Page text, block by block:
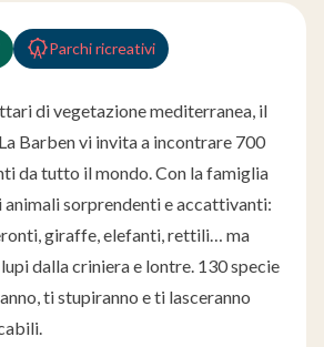
Parchi ricreativi
di vegetazione mediterranea, il
Barben vi invita a incontrare 700
da tutto il mondo. Con la famiglia
animali sorprendenti e accattivanti:
giraffe, elefanti, rettili… ma
dalla criniera e lontre. 130 specie
ti stupiranno e ti lasceranno